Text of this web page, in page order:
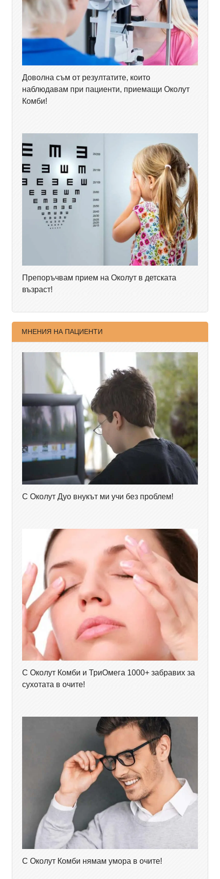
Доволна съм от резултатите, които
наблюдавам при пациенти, приемащи Околут
Комби!
Препоръчвам прием на Околут в детската
възраст!
МНЕНИЯ НА ПАЦИЕНТИ
С Околут Дуо внукът ми учи без проблем!
С Околут Комби и ТриОмега 1000+ забравих за
сухотата в очите!
С Околут Комби нямам умора в очите!